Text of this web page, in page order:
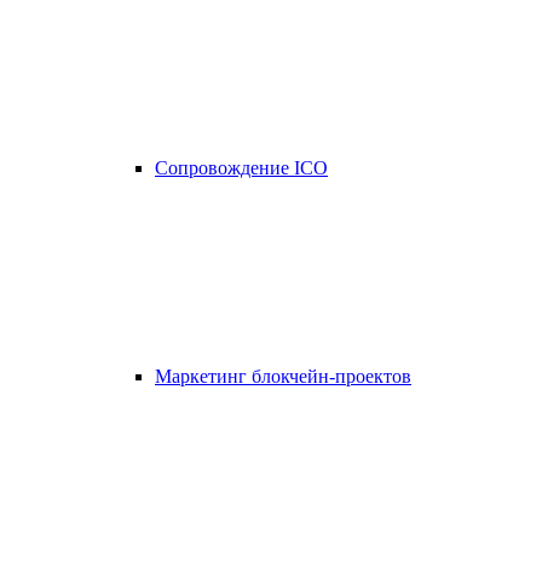
Сопровождение ICO
Маркетинг блокчейн-проектов